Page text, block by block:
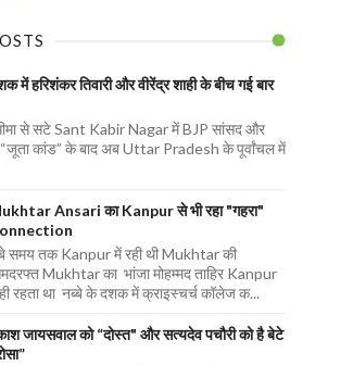
हरिशंकर तिवारी और वीरेंद्र शाही के बीच गई बार
से सटे Sant Kabir Nagar में BJP सांसद और
कांड” के बाद अब Uttar Pradesh के पूर्वांचल में
Ansari का Kanpur से भी रहा "गहरा"
समय तक Kanpur में रही थी Mukhtar की
Mukhtar का भांजा मोहम्मद ताहिर Kanpur
रहता था नब्बे के दशक में क्राइस्चर्च कॉलेज क...
जायसवाल को “दोस्त" और सत्यदेव पचौरी को है बेटे